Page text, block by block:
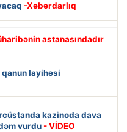
-Xəbərdarlıq
astanasındadır
qanun layihəsi
kazinoda dava
vurdu - VİDEO